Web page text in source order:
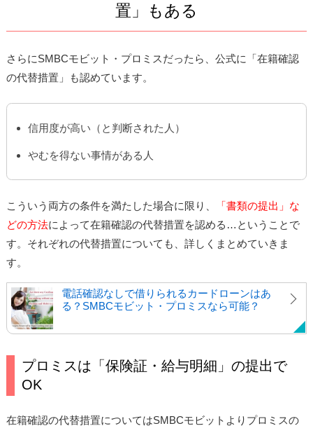
置」もある
さらにSMBCモビット・プロミスだったら、公式に「在籍確認
の代替措置」も認めています。
信用度が高い（と判断された人）
やむを得ない事情がある人
こういう両方の条件を満たした場合に限り、
「書類の提出」な
どの方法によって在籍確認の代替措置を認める…ということで
す。それぞれの代替措置についても、詳しくまとめていきま
す。
電話確認なしで借りられるカードローンはあ
る？SMBCモビット・プロミスなら可能？
プロミスは「保険証・給与明細」の提出で
OK
在籍確認の代替措置についてはSMBCモビットよりプロミスの